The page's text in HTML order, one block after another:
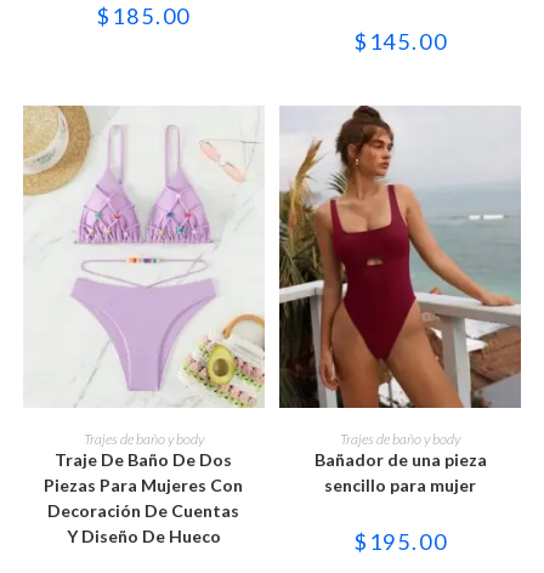
elegir
producto
$ 185.00
en
la
producto
$ 145.00
SELECCIONAR OPCIONES
Este
producto
tiene
múltiples
variantes.
Las
opciones
se
Trajes de baño y body
Traje De Baño De Dos
Piezas Para Mujeres Con
Decoración De Cuentas
Y Diseño De Hueco
SELECCIONAR OPCIONES
Este
producto
tiene
múltiples
variantes.
se
pueden
Trajes de baño y body
Bañador de una pieza
sencillo para mujer
$ 195.00